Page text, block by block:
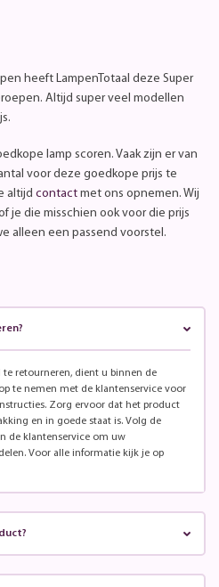
heeft LampenTotaal deze Super
Altijd super veel modellen
lamp scoren. Vaak zijn er van
voor deze goedkope prijs te
altijd contact met ons opnemen. Wij
je die misschien ook voor die prijs
alleen een passend voorstel.
te retourneren, dient u binnen de
te nemen met de klantenservice voor
Zorg ervoor dat het product
en in goede staat is. Volg de
de klantenservice om uw
Voor alle informatie kijk je op